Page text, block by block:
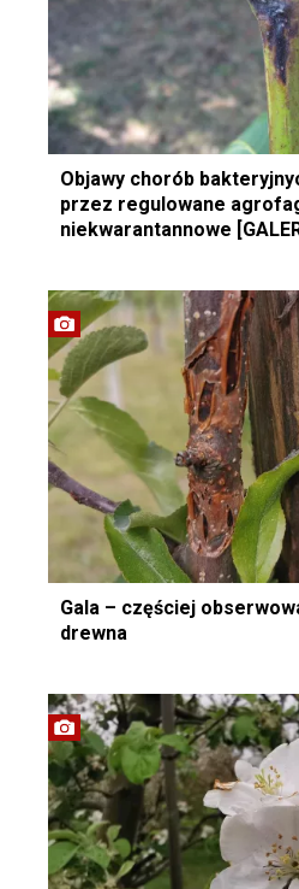
Objawy chorób
przez regulowane
niekwarantannowe
Gala – częściej
drewna